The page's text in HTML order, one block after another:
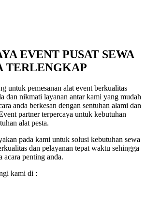
EVENT PUSAT SEWA
TERLENGKAP
untuk pemesanan alat event berkualitas
dan nikmati layanan antar kami yang mudah
anda berkesan dengan sentuhan alami dan
partner terpercaya untuk kebutuhan
alat pesta.
pada kami untuk solusi kebutuhan sewa
dan pelayanan tepat waktu sehingga
acara penting anda.
kami di :